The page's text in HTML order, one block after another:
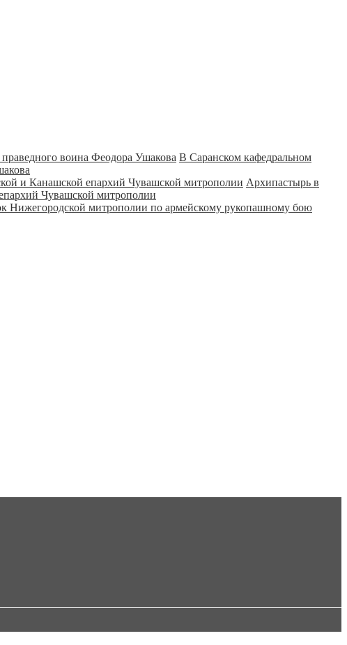
В Саранском кафедральном
Архипастырь в
Чувашской митрополии
Нижегородской митрополии по армейскому рукопашному бою